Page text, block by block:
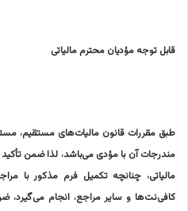
قابل توجه مؤدیان محترم مالیاتی
طبق مقررات قانون مالیات‌های مستقیم،
مندرجات آن با مؤدی می‌باشد، لذا ضمن
مالیاتی، چنانچه تکمیل فرم مذکور با
کافی‌نت‌ها و سایر مراجع، انجام می‌گیرد،